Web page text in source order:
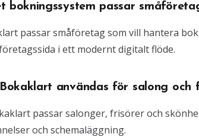
bokningssystem passar
passar småföretag som vill hantera
i ett modernt digitalt flöde.
användas för salong och
passar salonger, frisörer och
och schemaläggning.